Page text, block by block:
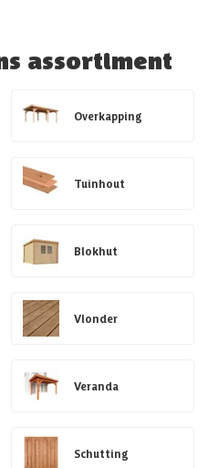
assortiment
Overkapping
Tuinhout
Blokhut
Vlonder
Veranda
Schutting